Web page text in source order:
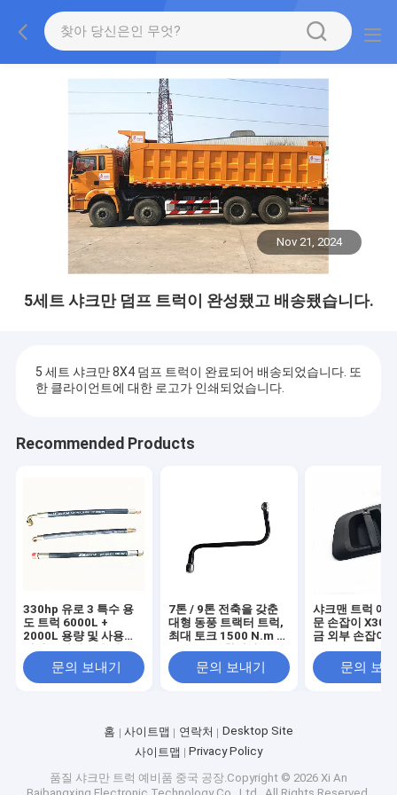
Nov 21, 2024
5세트 샤크만 덤프 트럭이 완성됐고 배송됐습니다.
5 세트 샤크만 8X4 덤프 트럭이 완료되어 배송되었습니다. 또
한 클라이언트에 대한 로고가 인쇄되었습니다.
Recommended Products
330hp 유로 3 특수 용
도 트럭 6000L +
2000L 용량 및 사용자
정의 드라이브 옵션
문의 보내기
7톤 / 9톤 전축을 갖춘
대형 동풍 트랙터 트럭,
최대 토크 1500 N.m 및
3500 mm 휠베이스
문의 보내기
샤크맨 트럭 예
문 손잡이
금 외부 손잡이
F3000 M3000
장
문의 보
홈 사이트맵 연락처
Desktop Site
사이트맵
Privacy Policy
품질 샤크만 트럭 예비품 중국 공장.Copyright © 2026 Xi An